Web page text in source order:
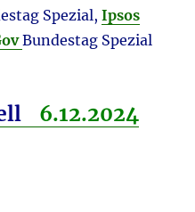
Spezial,Ipsos
Bundestag Spezial
6.12.2024